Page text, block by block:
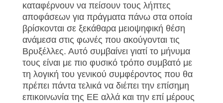
καταφέρνουν να πείσουν τους λήπτες
αποφάσεων για πράγματα πάνω στα οποία
βρίσκονται σε ξεκάθαρα μειοψηφική θέση
ανάμεσα στις φωνές που ακούγονται τις
Βρυξέλλες. Αυτό συμβαίνει γιατί το μήνυμα
τους είναι με πιο φυσικό τρόπο συμβατό με
τη λογική του γενικού συμφέροντος που θα
πρέπει πάντα τελικά να διέπει την επίσημη
επικοινωνία της ΕΕ αλλά και την επί μέρους